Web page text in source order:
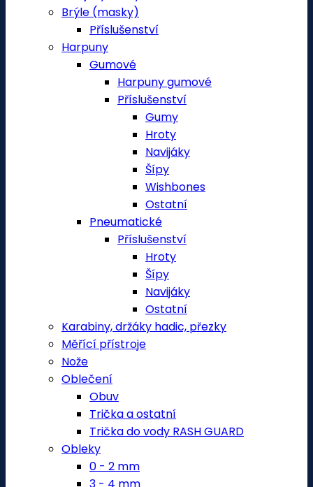
Brýle (masky)
Příslušenství
Harpuny
Gumové
Harpuny gumové
Příslušenství
Gumy
Hroty
Navijáky
Šípy
Wishbones
Ostatní
Pneumatické
Příslušenství
Hroty
Šípy
Navijáky
Ostatní
Karabiny, držáky hadic, přezky
Měřící přístroje
Nože
Oblečení
Obuv
Trička a ostatní
Trička do vody RASH GUARD
Obleky
0 - 2 mm
3 - 4 mm